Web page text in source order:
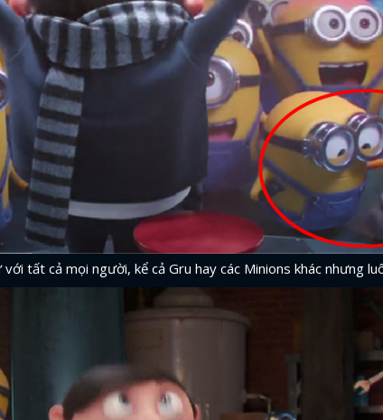
với tất cả mọi người, kể cả Gru hay các Minions khác nhưng